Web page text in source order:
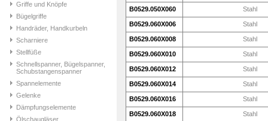
Griffe und Knöpfe
Bügelgriffe
Handräder, Handkurbeln
Scharniere
Stellfüße
Schnellspanner, Bügelspanner,
Schubstangenspanner
Spannelemente
Gelenke
Dämpfungselemente
Ölschaugläser,
B0529.050X060 Stahl
B0529.060X006 Stahl
B0529.060X008 Stahl
B0529.060X010 Stahl
B0529.060X012 Stahl
B0529.060X014 Stahl
B0529.060X016 Stahl
B0529.060X018 Stahl